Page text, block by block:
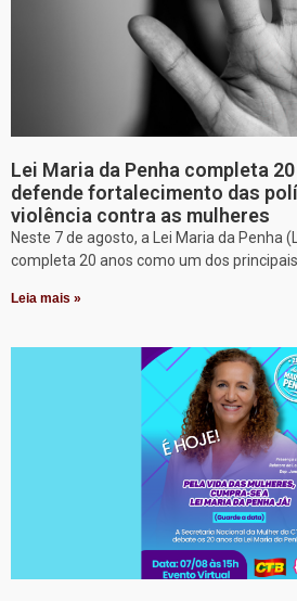
Lei Maria da Penha completa
defende fortalecimento das
violência contra as mulheres
Neste 7 de agosto, a Lei Maria da Penha
completa 20 anos como um dos
Leia mais »